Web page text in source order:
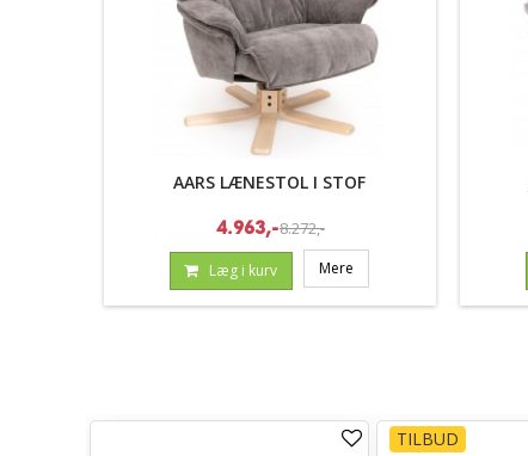
AARS LÆNESTOL I STOF
4.963,-8.272,-
Læg i kurv Mere
TILBUD